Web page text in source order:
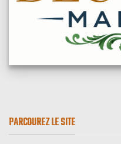
PARCOUREZ LE SITE